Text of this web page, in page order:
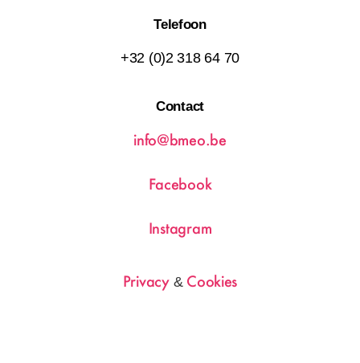
Telefoon
+32 (0)2 318 64 70
Contact
info@bmeo.be
Facebook
Instagram
Privacy& Cookies